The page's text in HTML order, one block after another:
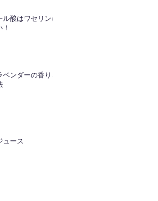
ル酸はワセリンに
ンダーの香りを
ュース